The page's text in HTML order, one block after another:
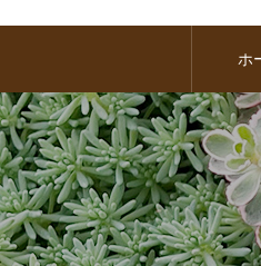
ホ